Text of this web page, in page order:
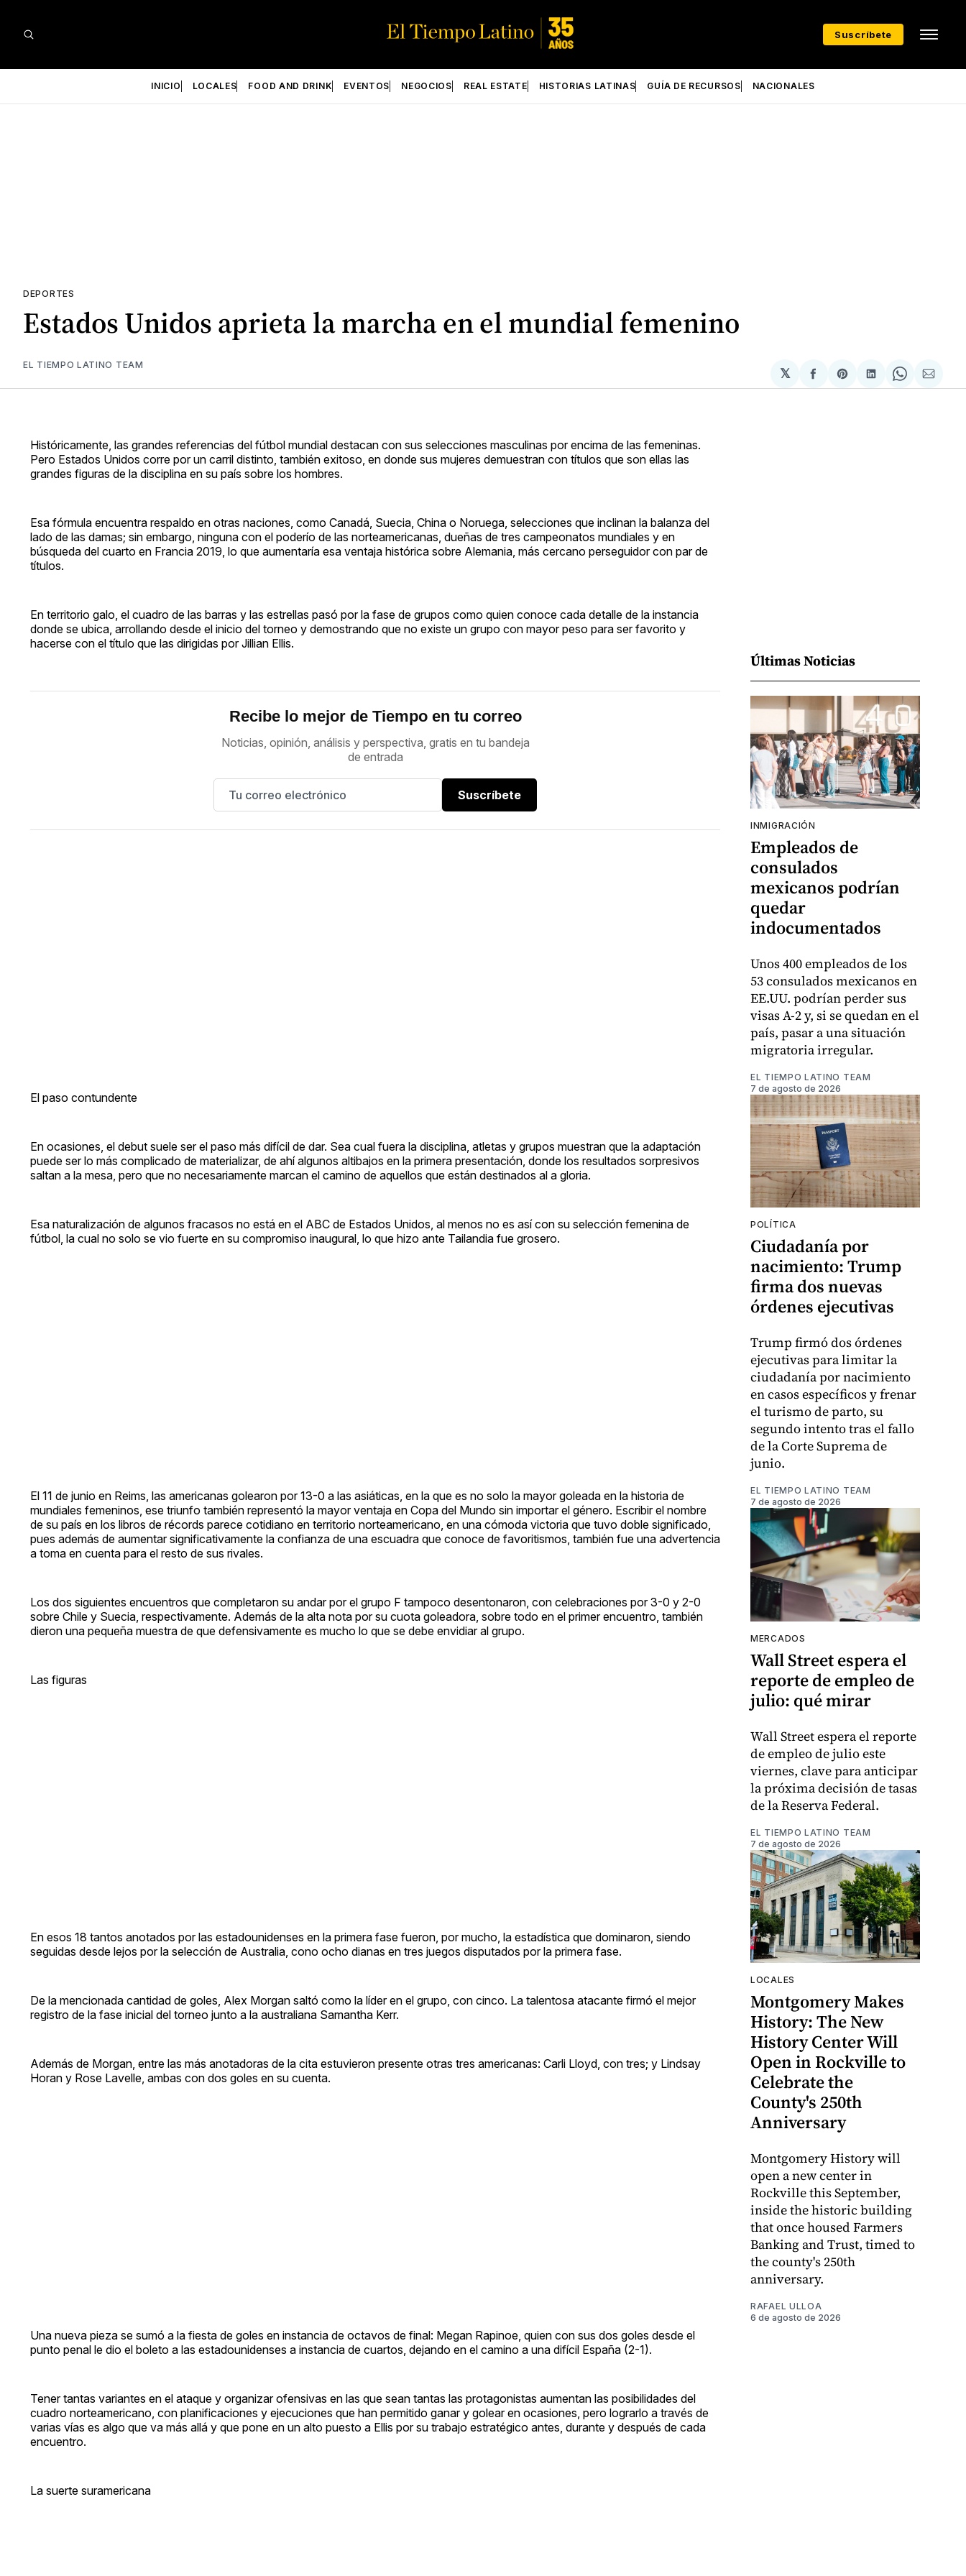
Suscríbete
INICIO LOCALES FOOD AND DRINK EVENTOS NEGOCIOS REAL ESTATE HISTORIAS LATINAS GUÍA DE RECURSOS NACIONALES
DEPORTES
Estados Unidos aprieta la marcha en el mundial femenino
EL TIEMPO LATINO TEAM
𝕏
Compartir
en
Share
on
Compartir
en
Share
on
via
Históricamente, las grandes referencias del fútbol mundial destacan con sus selecciones masculinas por encima de las femeninas.
Pero Estados Unidos corre por un carril distinto, también exitoso, en donde sus mujeres demuestran con títulos que son ellas las
grandes figuras de la disciplina en su país sobre los hombres.
Esa fórmula encuentra respaldo en otras naciones, como Canadá, Suecia, China o Noruega, selecciones que inclinan la balanza del
lado de las damas; sin embargo, ninguna con el poderío de las norteamericanas, dueñas de tres campeonatos mundiales y en
búsqueda del cuarto en Francia 2019, lo que aumentaría esa ventaja histórica sobre Alemania, más cercano perseguidor con par de
títulos.
En territorio galo, el cuadro de las barras y las estrellas pasó por la fase de grupos como quien conoce cada detalle de la instancia
donde se ubica, arrollando desde el inicio del torneo y demostrando que no existe un grupo con mayor peso para ser favorito y
hacerse con el título que las dirigidas por Jillian Ellis.
Recibe lo mejor de Tiempo en tu correo
Noticias, opinión, análisis y perspectiva, gratis en tu bandeja
de entrada
Suscríbete
El paso contundente
En ocasiones, el debut suele ser el paso más difícil de dar. Sea cual fuera la disciplina, atletas y grupos muestran que la adaptación
puede ser lo más complicado de materializar, de ahí algunos altibajos en la primera presentación, donde los resultados sorpresivos
saltan a la mesa, pero que no necesariamente marcan el camino de aquellos que están destinados al a gloria.
Esa naturalización de algunos fracasos no está en el ABC de Estados Unidos, al menos no es así con su selección femenina de
fútbol, la cual no solo se vio fuerte en su compromiso inaugural, lo que hizo ante Tailandia fue grosero.
El 11 de junio en Reims, las americanas golearon por 13-0 a las asiáticas, en la que es no solo la mayor goleada en la historia de
mundiales femeninos, ese triunfo también representó la mayor ventaja en Copa del Mundo sin importar el género. Escribir el nombre
de su país en los libros de récords parece cotidiano en territorio norteamericano, en una cómoda victoria que tuvo doble significado,
pues además de aumentar significativamente la confianza de una escuadra que conoce de favoritismos, también fue una advertencia
a toma en cuenta para el resto de sus rivales.
Los dos siguientes encuentros que completaron su andar por el grupo F tampoco desentonaron, con celebraciones por 3-0 y 2-0
sobre Chile y Suecia, respectivamente. Además de la alta nota por su cuota goleadora, sobre todo en el primer encuentro, también
dieron una pequeña muestra de que defensivamente es mucho lo que se debe envidiar al grupo.
Las figuras
En esos 18 tantos anotados por las estadounidenses en la primera fase fueron, por mucho, la estadística que dominaron, siendo
seguidas desde lejos por la selección de Australia, cono ocho dianas en tres juegos disputados por la primera fase.
De la mencionada cantidad de goles, Alex Morgan saltó como la líder en el grupo, con cinco. La talentosa atacante firmó el mejor
registro de la fase inicial del torneo junto a la australiana Samantha Kerr.
Además de Morgan, entre las más anotadoras de la cita estuvieron presente otras tres americanas: Carli Lloyd, con tres; y Lindsay
Horan y Rose Lavelle, ambas con dos goles en su cuenta.
Una nueva pieza se sumó a la fiesta de goles en instancia de octavos de final: Megan Rapinoe, quien con sus dos goles desde el
punto penal le dio el boleto a las estadounidenses a instancia de cuartos, dejando en el camino a una difícil España (2-1).
Tener tantas variantes en el ataque y organizar ofensivas en las que sean tantas las protagonistas aumentan las posibilidades del
cuadro norteamericano, con planificaciones y ejecuciones que han permitido ganar y golear en ocasiones, pero lograrlo a través de
varias vías es algo que va más allá y que pone en un alto puesto a Ellis por su trabajo estratégico antes, durante y después de cada
encuentro.
La suerte suramericana
Últimas Noticias
INMIGRACIÓN
Empleados de
consulados
mexicanos podrían
quedar
indocumentados
Unos 400 empleados de los
53 consulados mexicanos en
EE.UU. podrían perder sus
visas A-2 y, si se quedan en el
país, pasar a una situación
migratoria irregular.
EL TIEMPO LATINO TEAM
7 de agosto de 2026
POLÍTICA
Ciudadanía por
nacimiento: Trump
firma dos nuevas
órdenes ejecutivas
Trump firmó dos órdenes
ejecutivas para limitar la
ciudadanía por nacimiento
en casos específicos y frenar
el turismo de parto, su
segundo intento tras el fallo
de la Corte Suprema de
junio.
EL TIEMPO LATINO TEAM
7 de agosto de 2026
MERCADOS
Wall Street espera el
reporte de empleo de
julio: qué mirar
Wall Street espera el reporte
de empleo de julio este
viernes, clave para anticipar
la próxima decisión de tasas
de la Reserva Federal.
EL TIEMPO LATINO TEAM
7 de agosto de 2026
LOCALES
Montgomery Makes
History: The New
History Center Will
Open in Rockville to
Celebrate the
County's 250th
Anniversary
Montgomery History will
open a new center in
Rockville this September,
inside the historic building
that once housed Farmers
Banking and Trust, timed to
the county's 250th
anniversary.
RAFAEL ULLOA
6 de agosto de 2026